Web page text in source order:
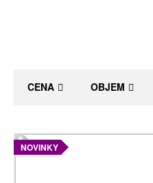
CENA OBJEM
NOVINKY